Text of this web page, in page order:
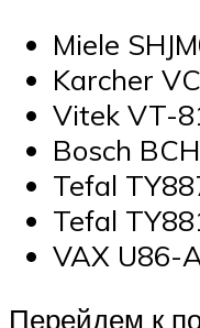
Miele
Karcher
Vitek VT-
Bosch
Tefal
Tefal
VAX U86-
Перейдем к